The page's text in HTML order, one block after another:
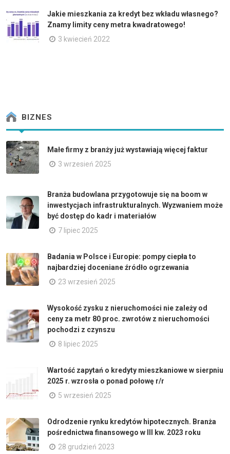
Jakie mieszkania za kredyt bez wkładu własnego?
Znamy limity ceny metra kwadratowego!
3 kwiecień 2022
BIZNES
Małe firmy z branży już wystawiają więcej faktur
3 wrzesień 2025
Branża budowlana przygotowuje się na boom w
inwestycjach infrastrukturalnych. Wyzwaniem może
być dostęp do kadr i materiałów
7 lipiec 2025
Badania w Polsce i Europie: pompy ciepła to
najbardziej doceniane źródło ogrzewania
23 wrzesień 2025
Wysokość zysku z nieruchomości nie zależy od
ceny za metr 80 proc. zwrotów z nieruchomości
pochodzi z czynszu
8 lipiec 2025
Wartość zapytań o kredyty mieszkaniowe w sierpniu
2025 r. wzrosła o ponad połowę r/r
5 wrzesień 2025
Odrodzenie rynku kredytów hipotecznych. Branża
pośrednictwa finansowego w III kw. 2023 roku
28 grudzień 2023